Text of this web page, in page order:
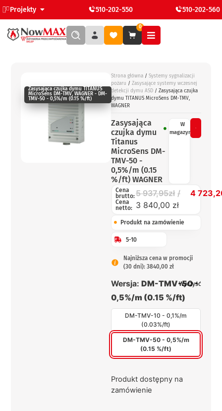
Projekty 510-202-550 510-202-560
0
Zasysająca czujka dymu TITANUS
MicroSens DM-TMV, WAGNER - DM-
TMV-50 - 0,5%/m (0.15 %/ft)
Strona główna / Systemy sygnalizacji
pożaru / Zasysające systemy wczesnej
detekcji dymu ASD / Zasysająca czujka
dymu TITANUS MicroSens DM-TMV,
WAGNER
Zasysająca
czujka dymu
Titanus
MicroSens DM-
TMV-50 -
0,5%/m (0.15
%/ft) WAGNER
W
magazynie
Cena
brutto:5 937,95zł 4
Cena
netto: 3 840,00 zł
Produkt na zamówienie
5-10
Najniższa cena w promocji
(30 dni): 3840,00 zł
Wersja: DM-TMV-50 -
0,5%/m (0.15 %/ft)
DM-TMV-10 - 0,1%/m
(0.03%/ft)
DM-TMV-50 - 0,5%/m
(0.15 %/ft)
Wyczyść
Produkt dostępny na
zamówienie